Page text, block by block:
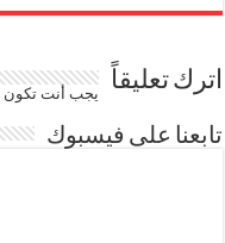
اترك تعليقاً يجب أنت تكون
تابعنا على فيسبوك